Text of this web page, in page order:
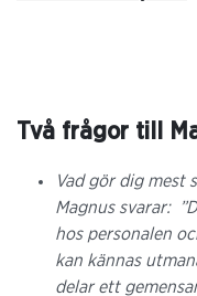
Två frågor till
Vad gör dig mest
Magnus svarar:
hos personalen
kan kännas
delar ett